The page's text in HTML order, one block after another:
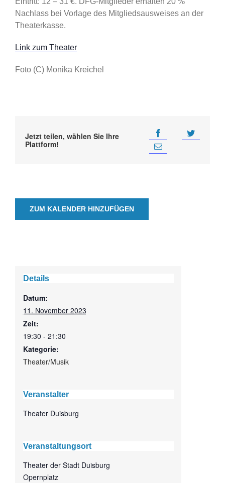
Nachlass bei Vorlage des Mitgliedsausweises an der
Theaterkasse.
Link zum Theater
Foto (C) Monika Kreichel
Jetzt teilen, wählen Sie Ihre
Plattform!
ZUM KALENDER HINZUFÜGEN
Details
Datum:
11. November 2023
Zeit:
19:30 - 21:30
Kategorie:
Theater/Musik
Veranstalter
Theater Duisburg
Veranstaltungsort
Theater der Stadt Duisburg
Opernplatz